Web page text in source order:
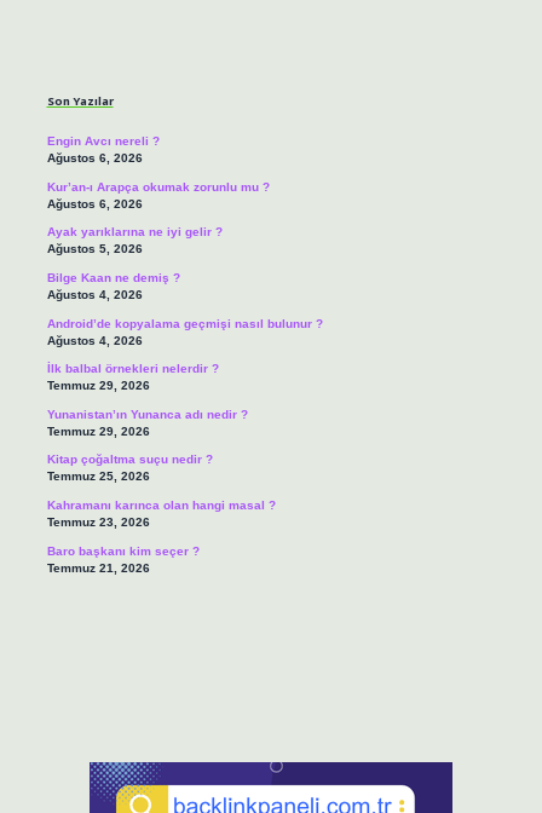
Son Yazılar
Engin Avcı nereli ?
Ağustos 6, 2026
Kur’an-ı Arapça okumak zorunlu mu ?
Ağustos 6, 2026
Ayak yarıklarına ne iyi gelir ?
Ağustos 5, 2026
Bilge Kaan ne demiş ?
Ağustos 4, 2026
Android’de kopyalama geçmişi nasıl bulunur ?
Ağustos 4, 2026
İlk balbal örnekleri nelerdir ?
Temmuz 29, 2026
Yunanistan’ın Yunanca adı nedir ?
Temmuz 29, 2026
Kitap çoğaltma suçu nedir ?
Temmuz 25, 2026
Kahramanı karınca olan hangi masal ?
Temmuz 23, 2026
Baro başkanı kim seçer ?
Temmuz 21, 2026